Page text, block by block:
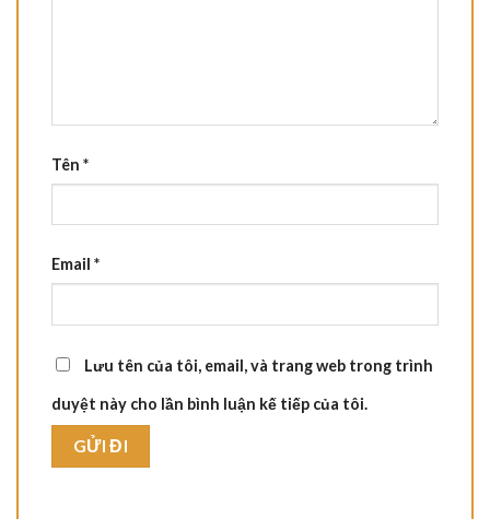
Tên *
Email *
Lưu tên của tôi, email, và trang web trong trình
duyệt này cho lần bình luận kế tiếp của tôi.